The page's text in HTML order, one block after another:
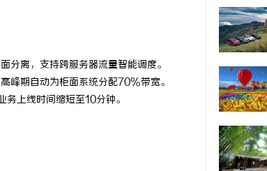
分离，支持跨服务器流量智能调度。
峰期自动为柜面系统分配70%带宽。
上线时间缩短至10分钟。